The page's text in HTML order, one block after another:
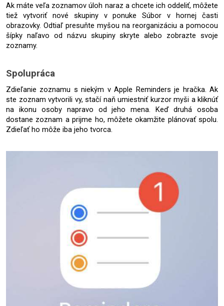
Ak máte veľa zoznamov úloh naraz a chcete ich oddeliť, môžete
tiež vytvoriť nové skupiny v ponuke Súbor v hornej časti
obrazovky. Odtiaľ presuňte myšou na reorganizáciu a pomocou
šípky naľavo od názvu skupiny skryte alebo zobrazte svoje
zoznamy.
Spolupráca
Zdieľanie zoznamu s niekým v Apple Reminders je hračka. Ak
ste zoznam vytvorili vy, stačí naň umiestniť kurzor myši a kliknúť
na ikonu osoby napravo od jeho mena. Keď druhá osoba
dostane zoznam a prijme ho, môžete okamžite plánovať spolu.
Zdieľať ho môže iba jeho tvorca.